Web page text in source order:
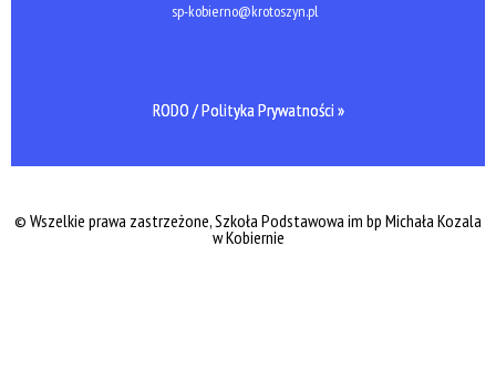
sp-kobierno@krotoszyn.pl
RODO / Polityka Prywatności »
© Wszelkie prawa zastrzeżone, Szkoła Podstawowa im bp Michała Kozala
w Kobiernie